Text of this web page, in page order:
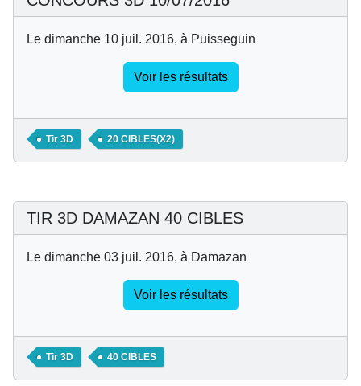
Le dimanche 10 juil. 2016, à Puisseguin
Voir les résultats
Tir 3D 20 CIBLES(X2)
TIR 3D DAMAZAN 40 CIBLES
Le dimanche 03 juil. 2016, à Damazan
Voir les résultats
Tir 3D 40 CIBLES